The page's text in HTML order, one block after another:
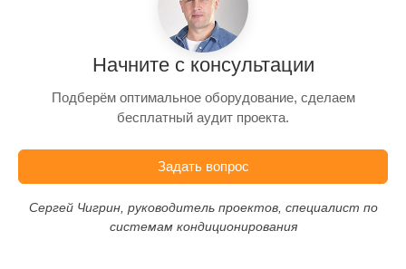
Начните с консультации
Подберём оптимальное оборудование, сделаем
бесплатный аудит проекта.
Задать вопрос
Сергей Чигрин, руководитель проектов, специалист по
системам кондиционирования